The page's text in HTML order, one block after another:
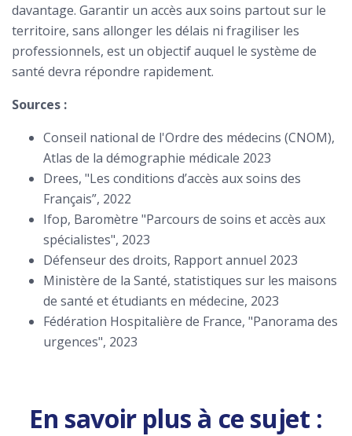
davantage. Garantir un accès aux soins partout sur le
territoire, sans allonger les délais ni fragiliser les
professionnels, est un objectif auquel le système de
santé devra répondre rapidement.
Sources :
Conseil national de l'Ordre des médecins (CNOM),
Atlas de la démographie médicale 2023
Drees, "Les conditions d’accès aux soins des
Français”, 2022
Ifop, Baromètre "Parcours de soins et accès aux
spécialistes", 2023
Défenseur des droits, Rapport annuel 2023
Ministère de la Santé, statistiques sur les maisons
de santé et étudiants en médecine, 2023
Fédération Hospitalière de France, "Panorama des
urgences", 2023
En savoir plus à ce sujet :